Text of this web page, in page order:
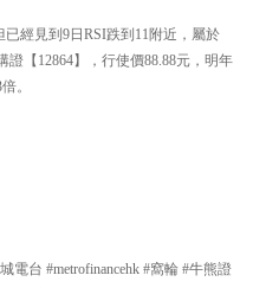
經見到9日RSI跌到11附近，屬於
【12864】，行使價88.88元，明年
。
電台 #metrofinancehk #窩輪 #牛熊證